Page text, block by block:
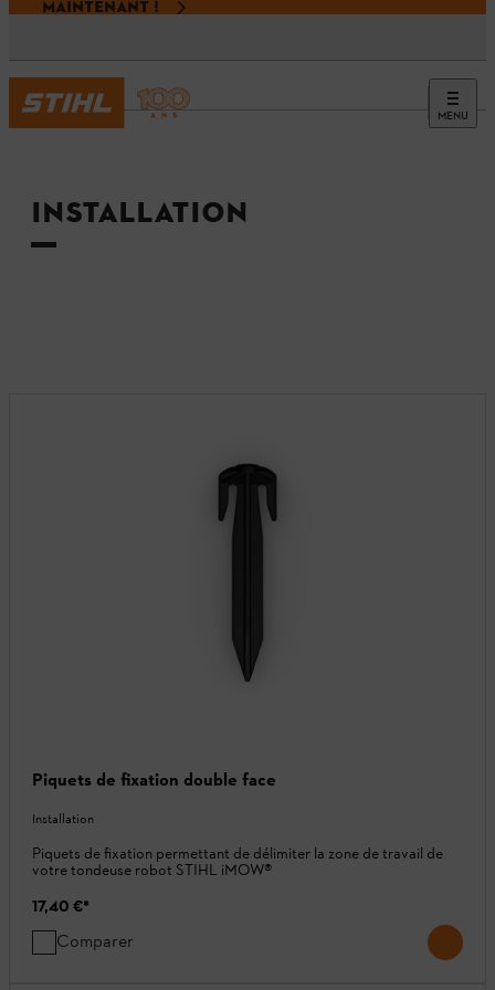
MAINTENANT !
MENU
Accueil
INSTALLATION
Piquets de fixation double face
Installation
Piquets de fixation permettant de délimiter la zone de travail de
votre tondeuse robot STIHL iMOW®
17,40 €*
Comparer